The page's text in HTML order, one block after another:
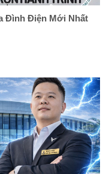
Đình Điện Mới Nhất